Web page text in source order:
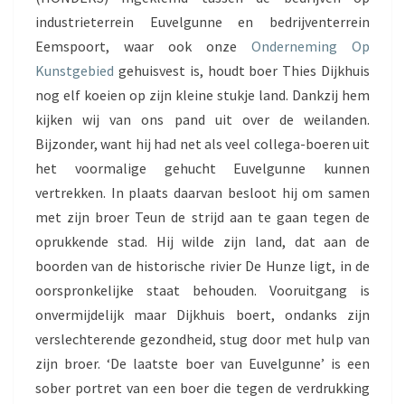
N
I
N
G
industrieterrein Euvelgunne en bedrijventerrein
Eemspoort, waar ook onze Onderneming Op
Kunstgebied gehuisvest is, houdt boer Thies Dijkhuis
nog elf koeien op zijn kleine stukje land. Dankzij hem
kijken wij van ons pand uit over de weilanden.
Bijzonder, want hij had net als veel collega-boeren uit
het voormalige gehucht Euvelgunne kunnen
vertrekken. In plaats daarvan besloot hij om samen
met zijn broer Teun de strijd aan te gaan tegen de
oprukkende stad. Hij wilde zijn land, dat aan de
boorden van de historische rivier De Hunze ligt, in de
oorspronkelijke staat behouden. Vooruitgang is
onvermijdelijk maar Dijkhuis boert, ondanks zijn
verslechterende gezondheid, stug door met hulp van
zijn broer. ‘De laatste boer van Euvelgunne’ is een
sober portret van een boer die tegen de verdrukking